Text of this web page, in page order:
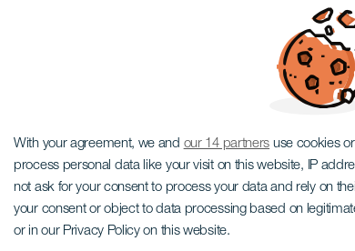
With your agreement, we and our 14 partners use cookies
process personal data like your visit on this website, IP
not ask for your consent to process your data and rely on
your consent or object to data processing based on
or in our Privacy Policy on this website.
Boza & Ari